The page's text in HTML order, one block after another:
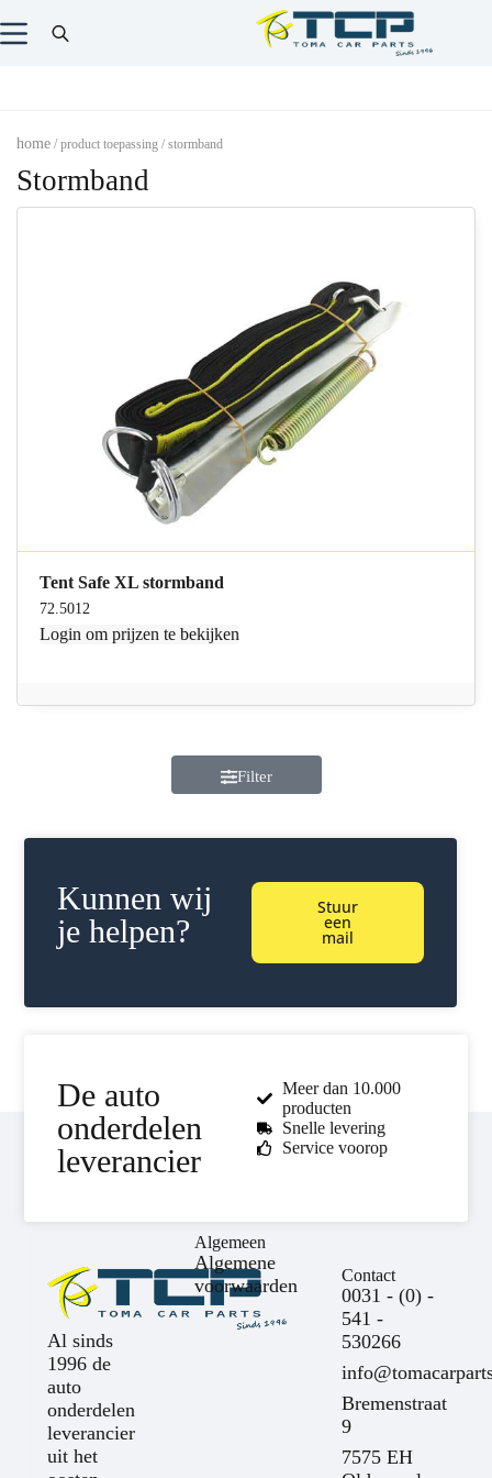
home / product toepassing / stormband
Stormband
Tent Safe XL stormband
72.5012
Login om prijzen te bekijken
Filter
Kunnen wij
je helpen?
Stuur
een
mail
De auto
onderdelen
leverancier
Meer dan 10.000
producten
Snelle levering
Service voorop
Al sinds
1996 de
auto
onderdelen
leverancier
uit het
Algemeen
Algemene
voorwaarden
Contact
0031 - (0) -
541 -
530266
Bremenstraat
9
7575 EH